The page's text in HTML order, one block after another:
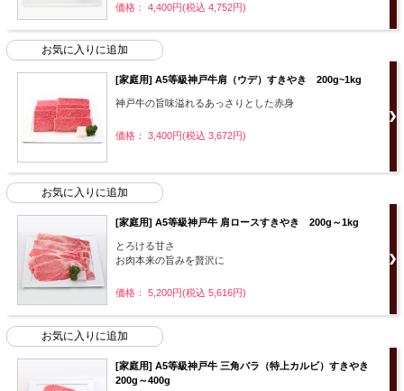
価格： 4,400円(税込 4,752円)
[家庭用] A5等級神戸牛肩（ウデ）すきやき 200g~1kg
神戸牛の旨味溢れるあっさりとした赤身
価格： 3,400円(税込 3,672円)
[家庭用] A5等級神戸牛 肩ロースすきやき 200g～1kg
とろける甘さ
お肉本来の旨みを贅沢に
価格： 5,200円(税込 5,616円)
[家庭用] A5等級神戸牛 三角バラ（特上カルビ）すきやき
200g～400g